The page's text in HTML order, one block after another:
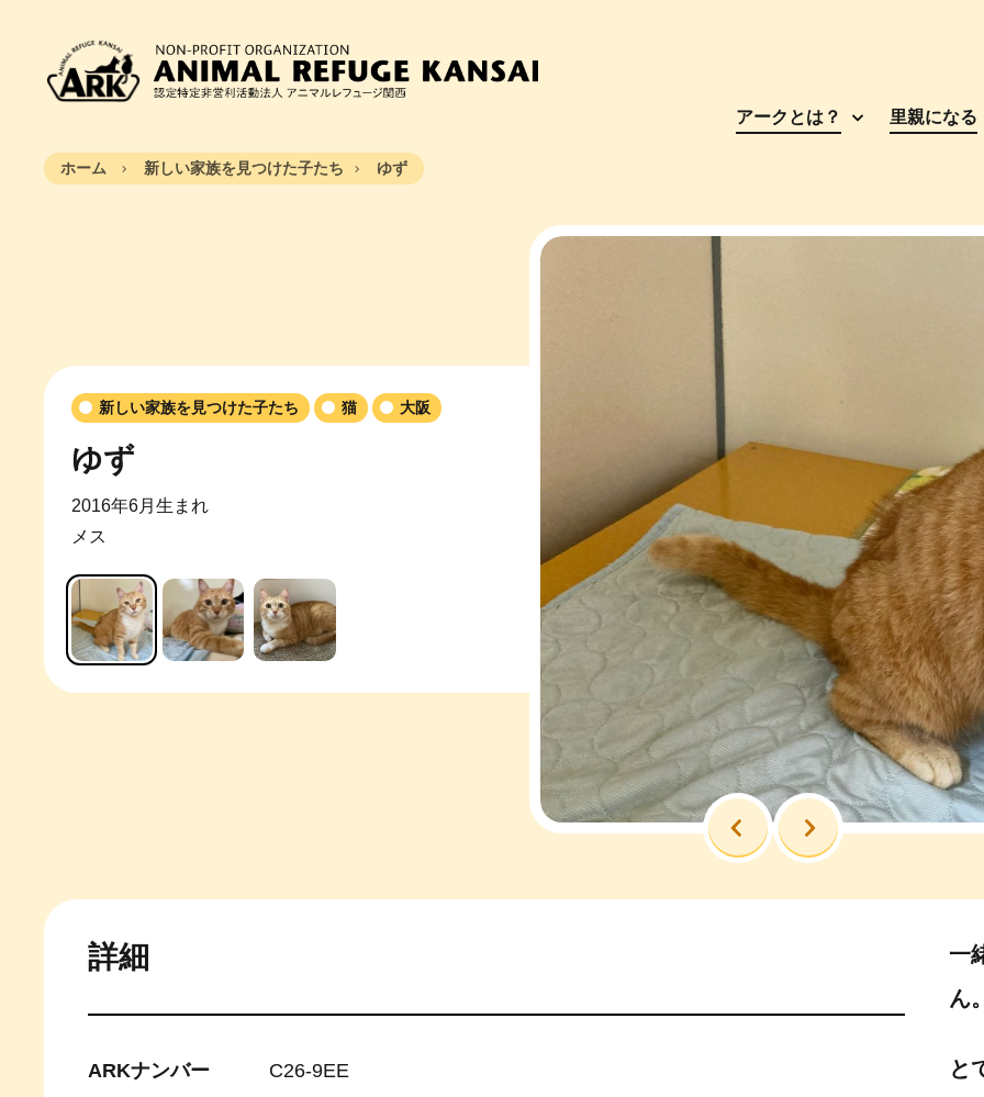
アークとは？ 里親になる
ホーム 新しい家族を見つけた子たち ゆず
新しい家族を見つけた子たち 猫 大阪
ゆず
2016年6月生まれ
メス
前へ 次へ
詳細
ARKナンバー C26-9EE
一
ん
と